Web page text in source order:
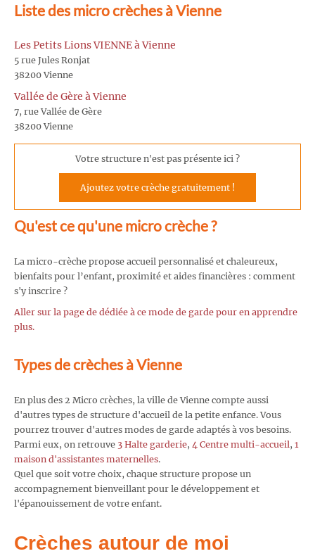
Liste des micro crèches à Vienne
Les Petits Lions VIENNE à Vienne
5 rue Jules Ronjat
38200 Vienne
Vallée de Gère à Vienne
7, rue Vallée de Gère
38200 Vienne
Votre structure n'est pas présente ici ?
Ajoutez votre crèche gratuitement !
Qu'est ce qu'une micro crèche ?
La micro-crèche propose accueil personnalisé et chaleureux,
bienfaits pour l’enfant, proximité et aides financières : comment
s'y inscrire ?
Aller sur la page de dédiée à ce mode de garde pour en apprendre
plus.
Types de crèches à Vienne
En plus des 2 Micro crèches, la ville de Vienne compte aussi
d'autres types de structure d'accueil de la petite enfance. Vous
pourrez trouver d'autres modes de garde adaptés à vos besoins.
Parmi eux, on retrouve 3 Halte garderie, 4 Centre multi-accueil, 1
maison d'assistantes maternelles.
Quel que soit votre choix, chaque structure propose un
accompagnement bienveillant pour le développement et
l'épanouissement de votre enfant.
Crèches autour de moi